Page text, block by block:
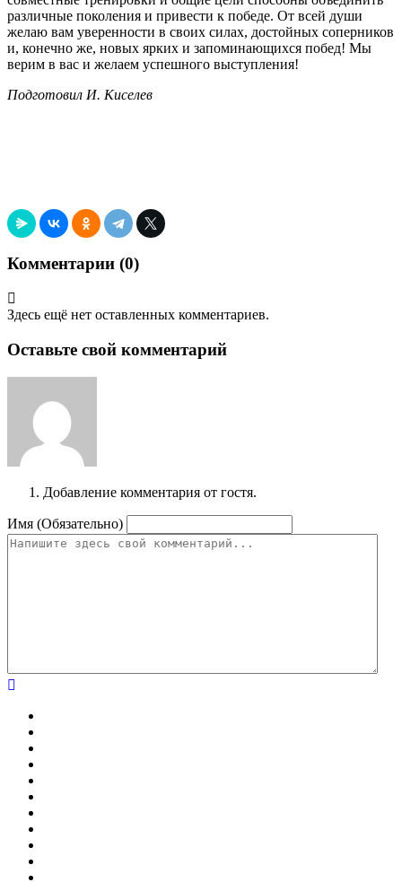
различные поколения и привести к победе. От всей души
желаю вам уверенности в своих силах, достойных соперников
и, конечно же, новых ярких и запоминающихся побед! Мы
верим в вас и желаем успешного выступления!
Подготовил И. Киселев
Комментарии (0)
Здесь ещё нет оставленных комментариев.
Оставьте свой комментарий
Добавление комментария от гостя.
Имя (Обязательно)